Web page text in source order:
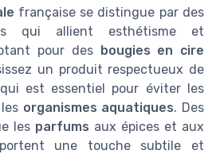
française se distingue par des
qui allient esthétisme et
pour des bougies en cire
un produit respectueux de
qui est essentiel pour éviter les
organismes aquatiques. Des
les parfums aux épices et aux
une touche subtile et